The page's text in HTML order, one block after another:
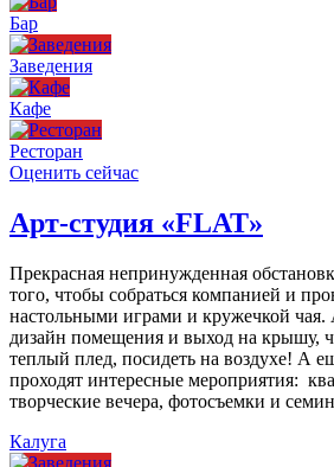
Бар
Заведения
Кафе
Ресторан
Оценить сейчас
Арт-студия «FLAT»
Прекрасная непринужденная
того, чтобы собраться компанией и
настольными играми и кружечкой
дизайн помещения и выход на крышу,
теплый плед, посидеть на воздухе! А
проходят интересные мероприятия:
творческие вечера, фотосъемки и
Калуга